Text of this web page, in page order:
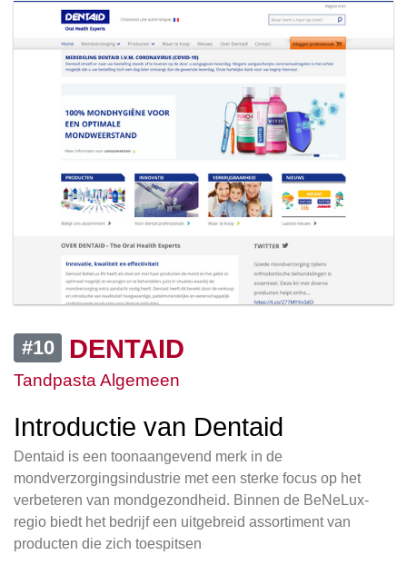
#10 DENTAID
Tandpasta Algemeen
Introductie van Dentaid
Dentaid is een toonaangevend merk in de
mondverzorgingsindustrie met een sterke focus op het
verbeteren van mondgezondheid. Binnen de BeNeLux-
regio biedt het bedrijf een uitgebreid assortiment van
producten die zich toespitsen